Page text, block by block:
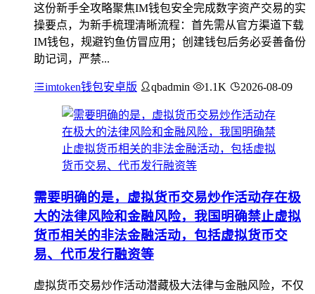
这份新手全攻略聚焦IM钱包安全完成数字资产交易的实
操要点，为新手梳理清晰流程：首先需从官方渠道下载
IM钱包，规避钓鱼仿冒应用；创建钱包后务必妥善备份
助记词，严禁...
imtoken钱包安卓版 qbadmin 1.1K 2026-08-09
需要明确的是，虚拟货币交易炒作活动存在极
大的法律风险和金融风险，我国明确禁止虚拟
货币相关的非法金融活动，包括虚拟货币交
易、代币发行融资等
虚拟货币交易炒作活动潜藏极大法律与金融风险，不仅